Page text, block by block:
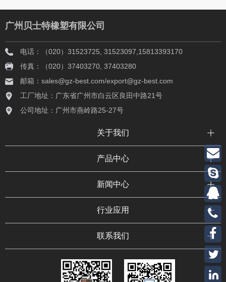
广州贝士特橡塑有限公司
电话：（020）31523725, 31523097,15813393170
传真：（020）37403270, 37403280
邮箱：sales@gz-best.com/export@gz-best.com
工厂地址：广东省广州市白云区良田中路21号
公司地址：广州市燕岭路25-27号
关于我们
产品中心
新闻中心
行业应用
联系我们